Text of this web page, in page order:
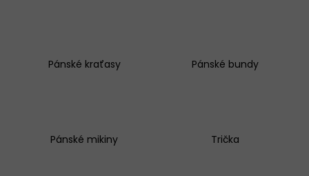
Pánské kraťasy Pánské bundy
Pánské mikiny Trička